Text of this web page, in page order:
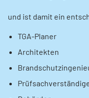
und ist damit ein
TGA-Planer
Architekten